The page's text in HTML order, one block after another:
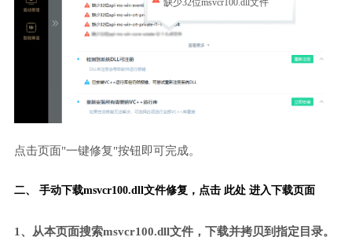
缺少32位msvcr100.dll文件
点击页面"一键修复"按钮即可完成。
二、 手动下载msvcr100.dll文件修复， 点击 此处 进入下载页面
1、从本页面搜索msvcr100.dll文件，下载并拷贝到指定目录。